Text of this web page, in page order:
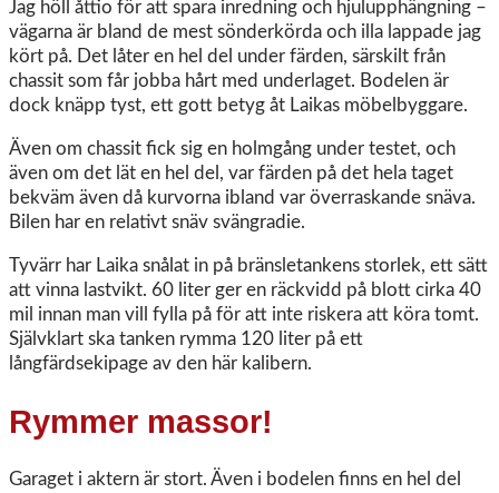
Jag höll åttio för att spara inredning och hjulupphängning –
vägarna är bland de mest sönderkörda och illa lappade jag
kört på. Det låter en hel del under färden, särskilt från
chassit som får jobba hårt med underlaget. Bodelen är
dock knäpp tyst, ett gott betyg åt Laikas möbelbyggare.
Även om chassit fick sig en holmgång under testet, och
även om det lät en hel del, var färden på det hela taget
bekväm även då kurvorna ibland var överraskande snäva.
Bilen har en relativt snäv svängradie.
Tyvärr har Laika snålat in på bränsletankens storlek, ett sätt
att vinna lastvikt. 60 liter ger en räckvidd på blott cirka 40
mil innan man vill fylla på för att inte riskera att köra tomt.
Självklart ska tanken rymma 120 liter på ett
långfärdsekipage av den här kalibern.
Rymmer massor!
Garaget i aktern är stort. Även i bodelen finns en hel del